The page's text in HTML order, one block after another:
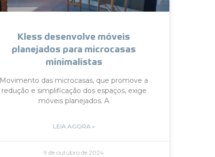
Kless desenvolve móveis
planejados para microcasas
minimalistas
Movimento das microcasas, que promove a
redução e simplificação dos espaços, exige
móveis planejados. A
LEIA AGORA »
9 de outubro de 2024